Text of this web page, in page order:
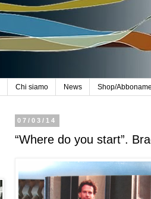
Chi siamo News Shop/
07/03/14
“Where do you start”.